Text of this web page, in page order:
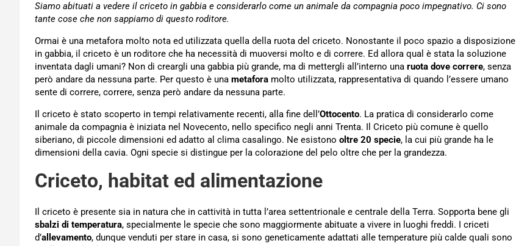
Siamo abituati a vedere il criceto in gabbia e considerarlo come un animale da compagnia poco impegnativo. Ci sono
tante cose che non sappiamo di questo roditore.
Ormai è una metafora molto nota ed utilizzata quella della ruota del criceto. Nonostante il poco spazio a disposizione
in gabbia, il criceto è un roditore che ha necessità di muoversi molto e di correre. Ed allora qual è stata la soluzione
inventata dagli umani? Non di creargli una gabbia più grande, ma di mettergli all’interno una ruota dove correre, senza
però andare da nessuna parte. Per questo è una metafora molto utilizzata, rappresentativa di quando l’essere umano
sente di correre, correre, senza però andare da nessuna parte.
Il criceto è stato scoperto in tempi relativamente recenti, alla fine dell’Ottocento. La pratica di considerarlo come
animale da compagnia è iniziata nel Novecento, nello specifico negli anni Trenta. Il Criceto più comune è quello
siberiano, di piccole dimensioni ed adatto al clima casalingo. Ne esistono oltre 20 specie, la cui più grande ha le
dimensioni della cavia. Ogni specie si distingue per la colorazione del pelo oltre che per la grandezza.
Criceto, habitat ed alimentazione
Il criceto è presente sia in natura che in cattività in tutta l’area settentrionale e centrale della Terra. Sopporta bene gli
sbalzi di temperatura, specialmente le specie che sono maggiormente abituate a vivere in luoghi freddi. I criceti
d’allevamento, dunque venduti per stare in casa, si sono geneticamente adattati alle temperature più calde quali sono